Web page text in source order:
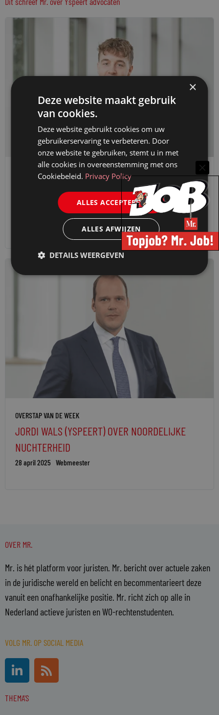
STARTER VAN DE WEEK
ISAAC HET LAM (YSPEERT) OVER AMERICAN
redactie Mr.
OVERSTAP VAN DE WEEK
JORDI WALS (YSPEERT) OVER NOORDELIJKE
NUCHTERHEID
28 april 2025 Webmeester
OVER MR.
Mr. is hét platform voor juristen. Mr. bericht over actuele zaken
in de juridische wereld en belicht en becommentarieert deze
vanuit een onafhankelijke positie. Mr. richt zich op alle in
Nederland actieve juristen en WO-rechtenstudenten.
VOLG MR. OP SOCIAL MEDIA
i
k
R
s
THEMA'S
×
Deze website maakt gebruik
van cookies.
Deze website gebruikt cookies om uw
gebruikerservaring te verbeteren. Door
onze website te gebruiken, stemt u in met
alle cookies in overeenstemming met ons
Cookiebeleid. Privacy Policy
ALLES ACCEPTEREN
ALLES AFWIJZEN
DETAILS WEERGEVEN